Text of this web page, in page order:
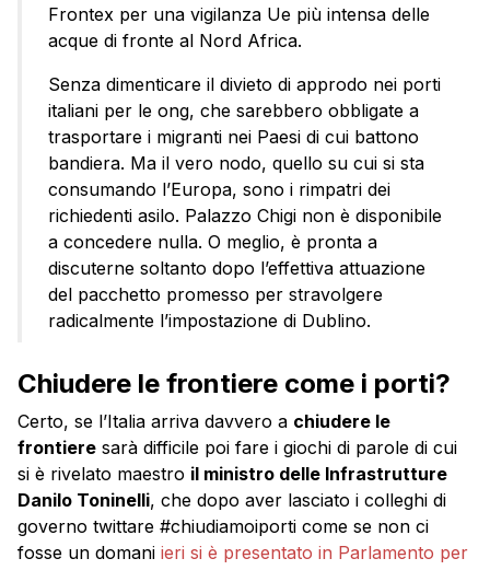
Frontex per una vigilanza Ue più intensa delle
acque di fronte al Nord Africa.
Senza dimenticare il divieto di approdo nei porti
italiani per le ong, che sarebbero obbligate a
trasportare i migranti nei Paesi di cui battono
bandiera. Ma il vero nodo, quello su cui si sta
consumando l’Europa, sono i rimpatri dei
richiedenti asilo. Palazzo Chigi non è disponibile
a concedere nulla. O meglio, è pronta a
discuterne soltanto dopo l’effettiva attuazione
del pacchetto promesso per stravolgere
radicalmente l’impostazione di Dublino.
Chiudere le frontiere come i porti?
Certo, se l’Italia arriva davvero a chiudere le
frontiere sarà difficile poi fare i giochi di parole di cui
si è rivelato maestro il ministro delle Infrastrutture
Danilo Toninelli, che dopo aver lasciato i colleghi di
governo twittare #chiudiamoiporti come se non ci
fosse un domani ieri si è presentato in Parlamento per